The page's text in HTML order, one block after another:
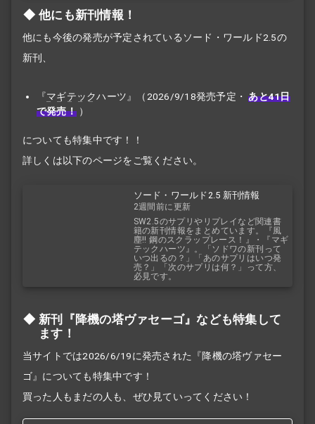
他にも新刊情報！
他にも今後の発売が予定されているソード・ワールド2.5の
新刊、
『マギテックハーツ』（2026/9/18発売予定・ あと41日
で発売！ ）
についても特集中です！！
詳しくは以下のページをご覧ください。
ソード・ワールド2.5 新刊情報
2週間前に更新
SW2.5のサプリやリプレイなど関連書
籍の新刊情報をまとめています。『風
塵!! 鋼のスクラップレース！』・『マギ
テックハーツ』。「ソドワの新刊って
いつ出るの？」「あのサプリはいつ発
売？」「次のサプリは何？」って方、
必見です。
新刊『降機の塔ヴァセーゴ』なども特集して
ます！
当サイトでは2026/6/19に発売された『降機の塔ヴァセー
ゴ』についても特集中です！
買った人もまだの人も、ぜひ見ていってください！